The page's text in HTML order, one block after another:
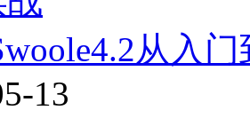
从入
13